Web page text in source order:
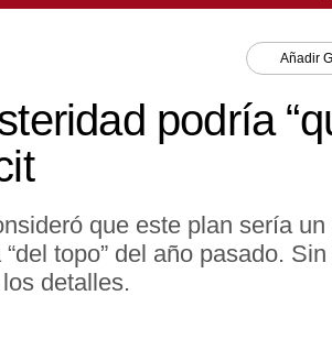
Añadir
podría
que este plan sería
topo” del año pasado.
detalles.